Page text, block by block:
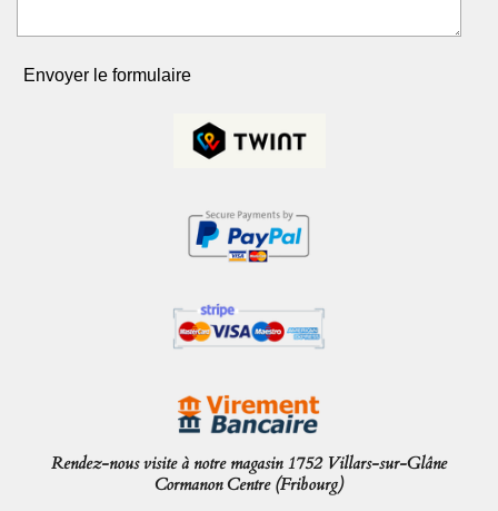
Envoyer le formulaire
Rendez-nous visite à notre magasin 1752 Villars-sur-Glâne
Cormanon Centre (Fribourg)